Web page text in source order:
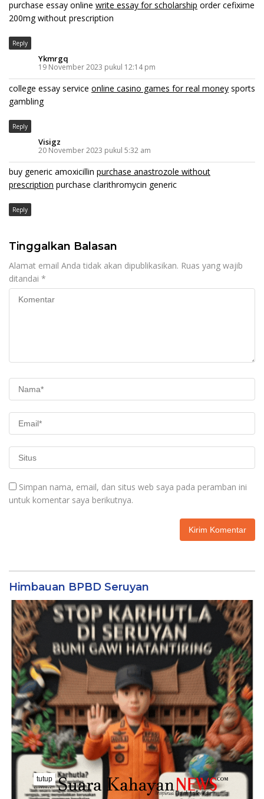
purchase essay online write essay for scholarship order cefixime
200mg without prescription
Reply
Ykmrgq
19 November 2023 pukul 12:14 pm
college essay service online casino games for real money sports
gambling
Reply
Visigz
20 November 2023 pukul 5:32 am
buy generic amoxicillin purchase anastrozole without
prescription purchase clarithromycin generic
Reply
Tinggalkan Balasan
Alamat email Anda tidak akan dipublikasikan. Ruas yang wajib
ditandai *
Simpan nama, email, dan situs web saya pada peramban ini
untuk komentar saya berikutnya.
Himbauan BPBD Seruyan
tutup
..........